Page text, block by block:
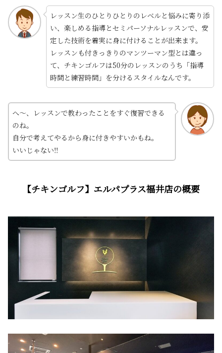
レッスン生のひとりひとりのレベルと悩みに寄り添
い、楽しめる指導とセミパーソナルレッスンで、安
定した技術を着実に身に付けることが出来ます。
レッスンも付きっきりのマンツーマン型とは違っ
て、チキンゴルフは50分のレッスンのうち「指導
時間と練習時間」を分けるスタイルなんです。
へ～、レッスンで教わったことをすぐ復習できる
のね。
自分で考えてやるから身に付きやすいかもね。
いいじゃない‼
【チキンゴルフ】エルパプラス福井店の概要